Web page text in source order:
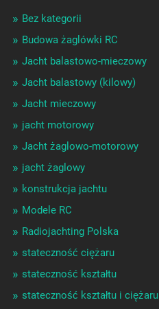
Bez kategorii
Budowa żaglówki RC
Jacht balastowo-mieczowy
Jacht balastowy (kilowy)
Jacht mieczowy
jacht motorowy
Jacht żaglowo-motorowy
jacht żaglowy
konstrukcja jachtu
Modele RC
Radiojachting Polska
stateczność ciężaru
stateczność kształtu
stateczność kształtu i ciężaru